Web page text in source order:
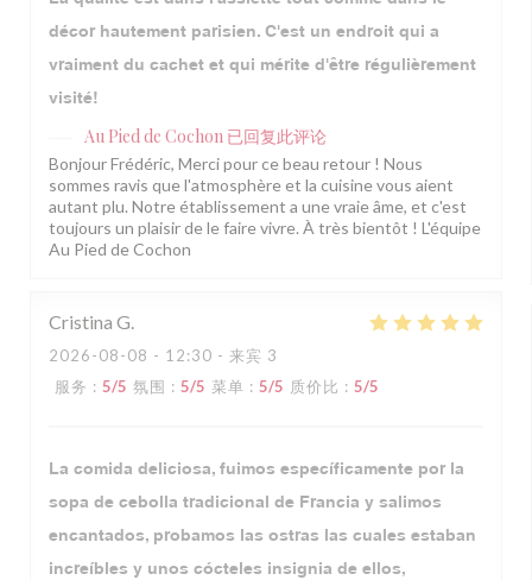
décor hautement parisien. C'est un endroit qui a
vraiment du cachet et qui mérite d'être régulièrement
visité!
Au Pied de Cochon 已回复此评论
Bonjour Frédéric, Merci pour ce beau retour ! Nous
sommes ravis que l'atmosphère et la cuisine vous aient
autant plu. Notre établissement a une vraie âme, et c'est
toujours un plaisir de le faire vivre. À très bientôt ! L'équipe
Au Pied de Cochon
Cristina G
2026-08-08 - 12:30 - 来宾 3
服务 : 5/5 氛围 : 5/5 菜单 : 5/5 质价比 : 5/5
La comida deliciosa, fuimos específicamente por la
sopa de cebolla tradicional de Francia y salimos
encantados, probamos las ostras las cuales estaban
increíbles y unos cócteles insignia de ellos,